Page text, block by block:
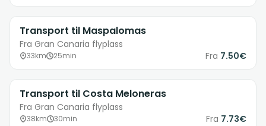
Transport til Maspalomas
Fra Gran Canaria flyplass
33km 25min Fra 7.50€
Transport til Costa Meloneras
Fra Gran Canaria flyplass
38km 30min Fra 7.73€